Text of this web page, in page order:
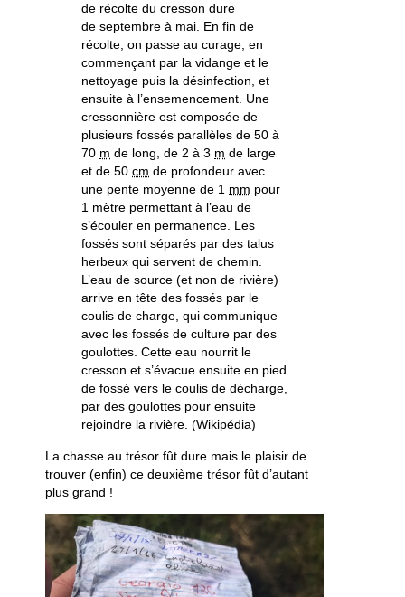
de récolte du cresson dure
de septembre à mai. En fin de
récolte, on passe au curage, en
commençant par la vidange et le
nettoyage puis la désinfection, et
ensuite à l’ensemencement. Une
cressonnière est composée de
plusieurs fossés parallèles de 50 à
70 m de long, de 2 à 3 m de large
et de 50cm de profondeur avec
une pente moyenne de 1 mm pour
1 mètre permettant à l’eau de
s’écouler en permanence. Les
fossés sont séparés par des talus
herbeux qui servent de chemin.
L’eau de source (et non de rivière)
arrive en tête des fossés par le
coulis de charge, qui communique
avec les fossés de culture par des
goulottes. Cette eau nourrit le
cresson et s’évacue ensuite en pied
de fossé vers le coulis de décharge,
par des goulottes pour ensuite
rejoindre la rivière. (Wikipédia)
La chasse au trésor fût dure mais le plaisir de
trouver (enfin) ce deuxième trésor fût d’autant
plus grand !